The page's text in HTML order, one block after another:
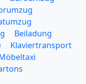
Beiladung
Klaviertransport